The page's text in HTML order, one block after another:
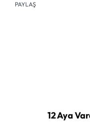
PAYLAŞ
12 Aya